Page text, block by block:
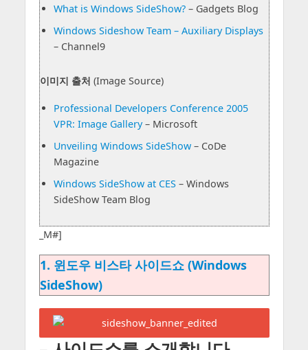
What is Windows SideShow?– Gadgets Blog
Windows Sideshow Team – Auxiliary Displays
– Channel9
이미지 출처 (Image Source)
Professional Developers Conference 2005
VPR: Image Gallery– Microsoft
Unveiling Windows SideShow– CoDe
Magazine
Windows SideShow at CES– Windows
SideShow Team Blog
_M#]
1. 윈도우 비스타 사이드쇼 (Windows
SideShow)